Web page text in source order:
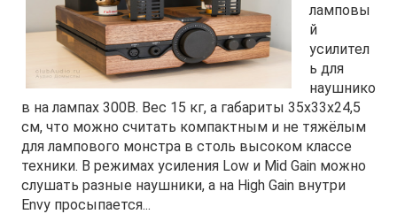
ламповы
й
усилител
ь для
наушнико
в на лампах 300В. Вес 15 кг, а габариты 35х33х24,5
см, что можно считать компактным и не тяжёлым
для лампового монстра в столь высоком классе
техники. В режимах усиления Low и Mid Gain можно
слушать разные наушники, а на High Gain внутри
Envy просыпается...